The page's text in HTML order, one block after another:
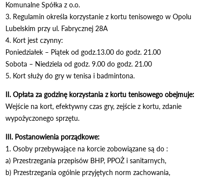
Komunalne Spółka z o.o.
3. Regulamin określa korzystanie z kortu tenisowego w Opolu
Lubelskim przy ul. Fabrycznej 28A
4. Kort jest czynny:
Poniedziałek – Piątek od godz.13.00 do godz. 21.00
Sobota – Niedziela od godz. 9.00 do godz. 21.00
5. Kort służy do gry w tenisa i badmintona.
II. Opłata za godzinę korzystania z kortu tenisowego obejmuje:
Wejście na kort, efektywny czas gry, zejście z kortu, zdanie
wypożyczonego sprzętu.
III. Postanowienia porządkowe:
1. Osoby przebywające na korcie zobowiązane są do :
a) Przestrzegania przepisów BHP, PPOŻ i sanitarnych,
b) Przestrzegania ogólnie przyjętych norm zachowania,